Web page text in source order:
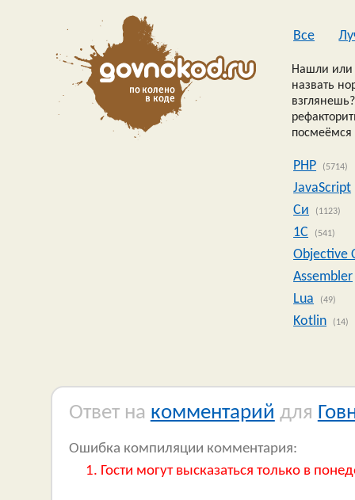
Все
Нашли или
назвать
посмеёмся
PHP (5714)
JavaScript
Си
(1123)
1C (541)
Objective
Assembler
Lua
(49)
Kotlin (14)
Ответ на комментарий для
Ошибка компиляции комментария:
Гости могут высказаться только в